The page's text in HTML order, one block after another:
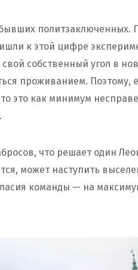
политзаключенных.
к этой цифре
собственный угол в
проживанием. Поэтому,
это как минимум
что решает один
может наступить
команды — на